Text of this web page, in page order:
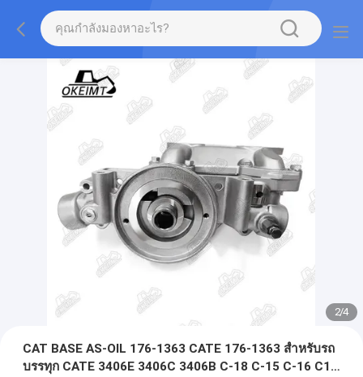
2/4
CAT BASE AS-OIL 176-1363 CATE 176-1363 สําหรับรถ
บรรทุก CATE 3406E 3406C 3406B C-18 C-15 C-16 C16